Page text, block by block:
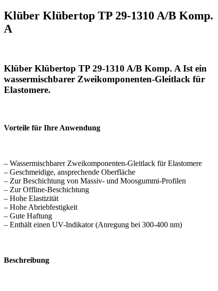
Klüber Klübertop TP 29-1310 A/B Komp.
A
Klüber Klübertop TP 29-1310 A/B Komp. A Ist ein
wassermischbarer Zweikomponenten-Gleitlack für
Elastomere.
Vorteile für Ihre Anwendung
– Wassermischbarer Zweikomponenten-Gleitlack für Elastomere
– Geschmeidige, ansprechende Oberfläche
– Zur Beschichtung von Massiv- und Moosgummi-Profilen
– Zur Offline-Beschichtung
– Hohe Elastizität
– Hohe Abriebfestigkeit
– Gute Haftung
– Enthält einen UV-Indikator (Anregung bei 300-400 nm)
Beschreibung